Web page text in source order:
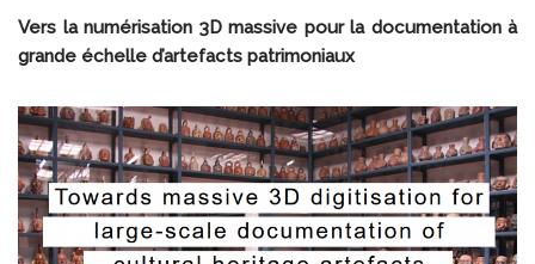
Vers la numérisation 3D massive pour la documentation à
grande échelle d’artefacts patrimoniaux